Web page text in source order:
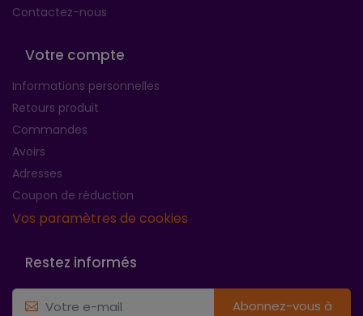
Contactez-nous
Votre compte
Informations personnelles
Retours produit
Commandes
Avoirs
Adresses
Coupon de réduction
Vos paramètres de cookies
Restez informés
Abonnez-vous à